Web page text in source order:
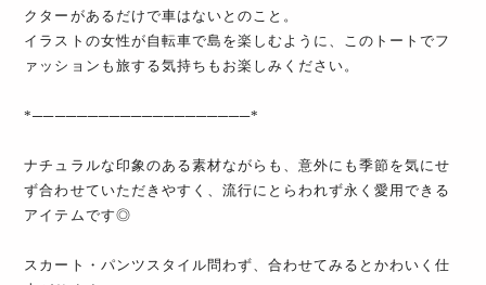
クターがあるだけで車はないとのこと。
イラストの女性が自転車で島を楽しむように、このトートでフ
ァッションも旅する気持ちもお楽しみください。
*────────────────────*
ナチュラルな印象のある素材ながらも、意外にも季節を気にせ
ず合わせていただきやすく、流行にとらわれず永く愛用できる
アイテムです◎
スカート・パンツスタイル問わず、合わせてみるとかわいく仕